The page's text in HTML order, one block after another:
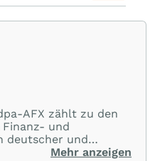
AFX zählt zu den
und
deutscher und
auf einMehr anzeigen